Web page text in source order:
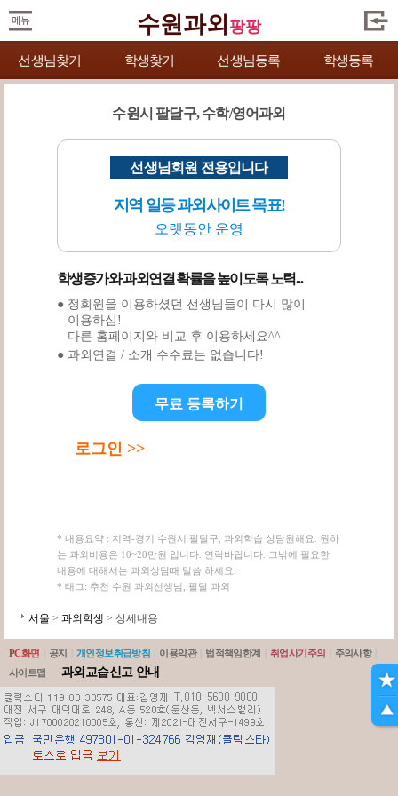
수원과외 팡팡
선생님찾기 학생찾기 선생님등록 학생등록
수원시 팔달구, 수학/영어과외
선생님회원 전용입니다
지역 일등 과외사이트 목표!
오랫동안 운영
학생증가와 과외연결 확률을 높이도록 노력...
● 정회원을 이용하셨던 선생님들이 다시 많이
이용하심!
다른 홈페이지와 비교 후 이용하세요^^
● 과외연결 / 소개 수수료는 없습니다!
무료 등록하기
로그인 >>
* 내용요약 : 지역-경기 수원시 팔달구, 과외학습 상담원해요. 원하
는 과외비용은 10~20만원 입니다. 연락바랍니다. 그밖에 필요한
내용에 대해서는 과외상담때 말씀 하세요.
* 태그: 추천 수원 과외선생님, 팔달 과외
서울 > 과외학생 > 상세내용
PC화면 공지 개인정보취급방침 이용약관 법적책임한계 취업사기주의 주의사항
사이트맵
과외교습신고 안내